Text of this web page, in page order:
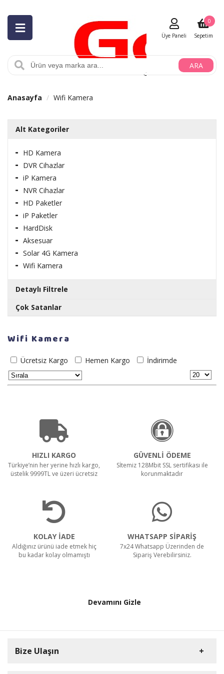
ARA
Üye Paneli Sepetim
0
Anasayfa Wifi Kamera
Alt Kategoriler
HD Kamera
DVR Cihazlar
iP Kamera
NVR Cihazlar
HD Paketler
iP Paketler
HardDisk
Aksesuar
Solar 4G Kamera
Wifi Kamera
Detaylı Filtrele
Stok Durumu
Stokta var
Çok Satanlar
14.44 TL
Demir Bnc
Seagate Barracuda ST500DM009 3.5" 500 GB
1,395.52 TL
962.43 TL
Seagate SkyHawk ST4000VX007 3.5" 4 TB 5900
RPM SATA 3 HDD Güvenlik Diski
Wifi Kamera
Ücretsiz Kargo Hemen Kargo İndirimde
HIZLI KARGO
Türkiye’nin her yerine hızlı kargo,
üstelik 9999TL ve üzeri ücretsiz
GÜVENLİ ÖDEME
Sİtemiz 128Mbit SSL sertifikası ile
korunmaktadır
KOLAY İADE
Aldığınız ürünü iade etmek hiç
bu kadar kolay olmamıştı
WHATSAPP SİPARİŞ
7x24 Whatsapp Üzerinden de
Sipariş Verebilirsiniz.
Devamını Gizle
Bize Ulaşın